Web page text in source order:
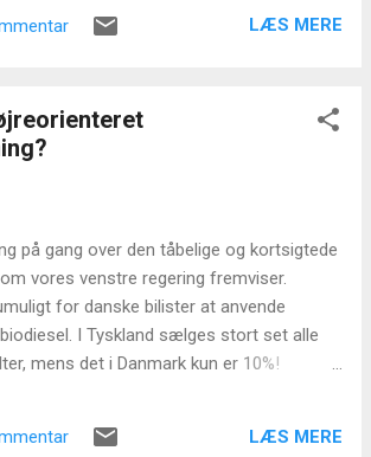
at nationalt censurfilter... Det vil i givetfald
information fra nettet - uden
information eller sikkerhed for, at
hensigt. Det ligner første skridt mod et
LÆS MERE
på gang over den tåbelige og kortsigtede
vores venstre regering fremviser.
for danske bilister at anvende
I Tyskland sælges stort set alle
mens det i Danmark kun er 10%!
og lægge anstændige planer der
og ikke kun regeringens falden på halen
LÆS MERE